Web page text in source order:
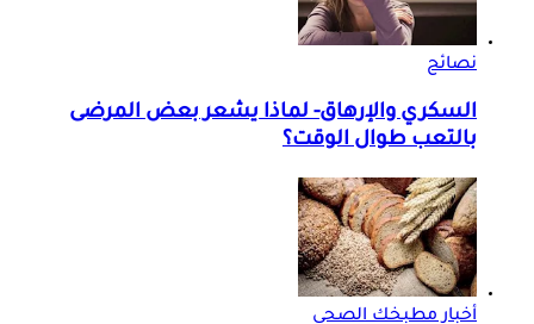
نصائح
السكري والإرهاق- لماذا يشعر بعض المرضى
بالتعب طوال الوقت؟
أخبار مطبخك الصحي